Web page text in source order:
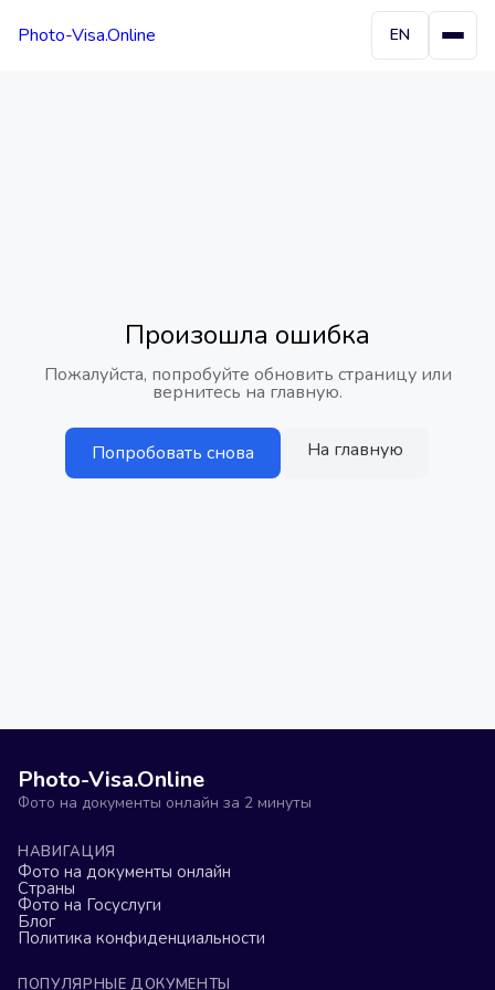
Photo-Visa.Online EN
Произошла ошибка
Пожалуйста, попробуйте обновить страницу или
вернитесь на главную.
Попробовать снова На главную
Photo-Visa.Online
Фото на документы онлайн за 2 минуты
НАВИГАЦИЯ
Фото на документы онлайн
Страны
Фото на Госуслуги
Блог
Политика конфиденциальности
ПОПУЛЯРНЫЕ ДОКУМЕНТЫ